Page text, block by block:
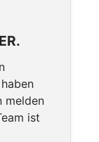
melden
ist